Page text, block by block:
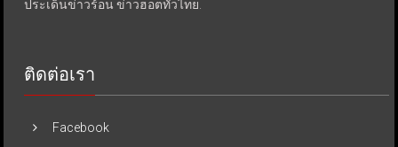
ประเด็นข่าวร้อน ข่าวฮอตทั่วไทย.
ติดต่อเรา
Facebook